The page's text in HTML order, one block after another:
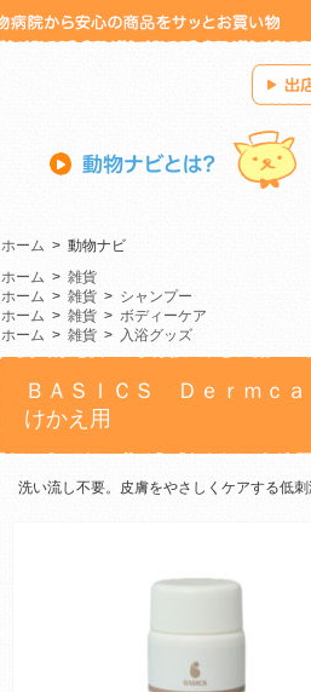
ホーム > 動物ナビ
ホーム > 雑貨
ホーム > 雑貨 > シャンプー
ホーム > 雑貨 > ボディーケア
ホーム > 雑貨 > 入浴グッズ
ＢＡＳＩＣＳ Ｄｅｒｍｃ
けかえ用
洗い流し不要。皮膚をやさしくケアする低刺